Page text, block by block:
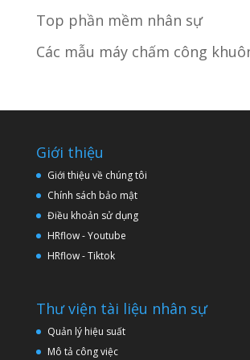
Top phần mềm nhân sự
Các mẫu máy chấm công
Giới thiệu
Giới thiệu về chúng tôi
Chính sách bảo mật
Điều khoản sử dụng
HRflow - Youtube
HRflow - Tiktok
Thư viện tài liệu nhân sự
Quản lý hiệu suất
Mô tả công việc